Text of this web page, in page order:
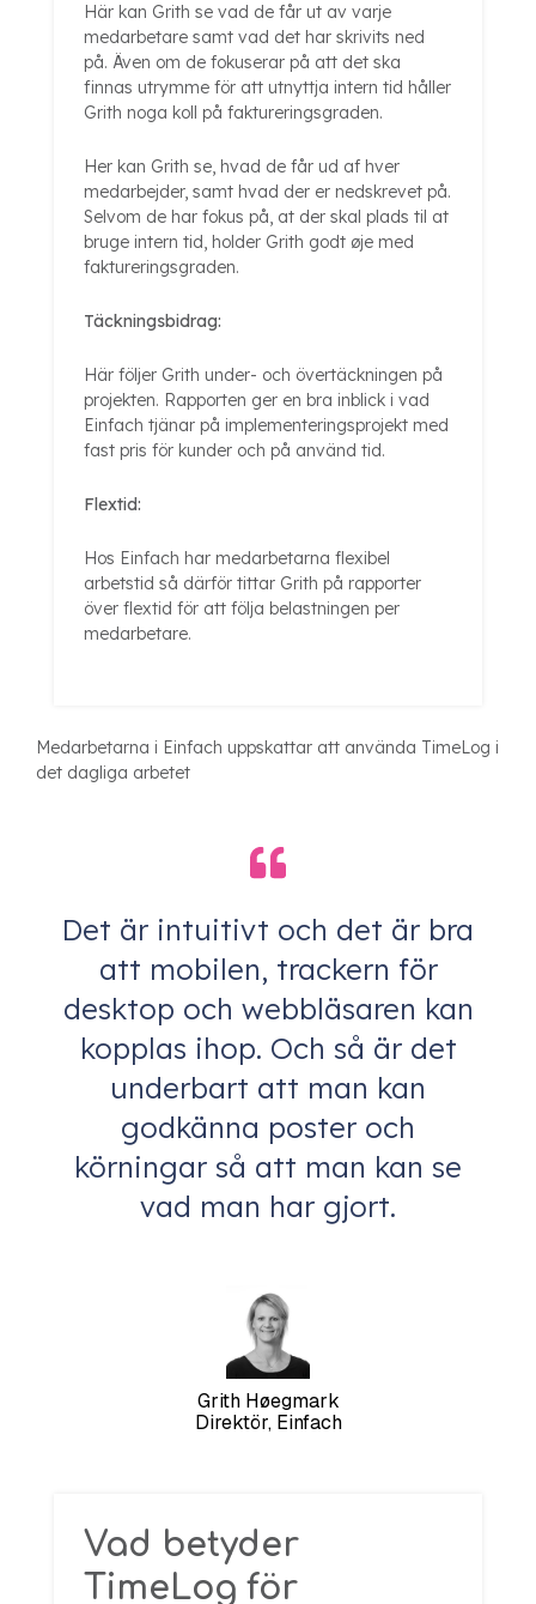
Här kan Grith se vad de får ut av varje
medarbetare samt vad det har skrivits ned
på. Även om de fokuserar på att det ska
finnas utrymme för att utnyttja intern tid håller
Grith noga koll på faktureringsgraden.
Her kan Grith se, hvad de får ud af hver
medarbejder, samt hvad der er nedskrevet på.
Selvom de har fokus på, at der skal plads til at
bruge intern tid, holder Grith godt øje med
faktureringsgraden.
Täckningsbidrag:
Här följer Grith under- och övertäckningen på
projekten. Rapporten ger en bra inblick i vad
Einfach tjänar på implementeringsprojekt med
fast pris för kunder och på använd tid.
Flextid:
Hos Einfach har medarbetarna flexibel
arbetstid så därför tittar Grith på rapporter
över flextid för att följa belastningen per
medarbetare.
Medarbetarna i Einfach uppskattar att använda TimeLog i
det dagliga arbetet
Det är intuitivt och det är bra
att mobilen, trackern för
desktop och webbläsaren kan
kopplas ihop. Och så är det
underbart att man kan
godkänna poster och
körningar så att man kan se
vad man har gjort.
Grith Høegmark
Direktör, Einfach
Vad betyder
TimeLog för